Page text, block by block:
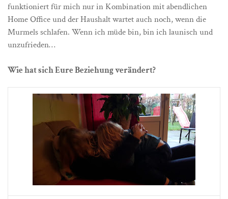
funktioniert für mich nur in Kombination mit abendlichen
Home Office und der Haushalt wartet auch noch, wenn die
Murmels schlafen. Wenn ich müde bin, bin ich launisch und
unzufrieden…
Wie hat sich Eure Beziehung verändert?